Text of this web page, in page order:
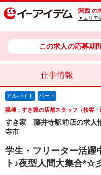
関西 の
▼エリア
この求人の応募期
仕事情報
アルバイト パート
職種：すき家の店舗スタッフ（接客・
すき家 藤井寺駅前店の求人
寺市
学生・フリーター活躍
ト♪夜型人間大集合*☆